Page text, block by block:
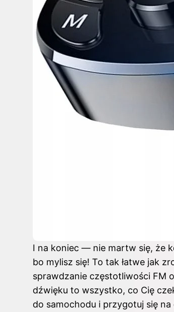
I na koniec — nie martw się, że
bo mylisz się! To tak łatwe jak
sprawdzanie częstotliwości FM
dźwięku to wszystko, co Cię
do samochodu i przygotuj się